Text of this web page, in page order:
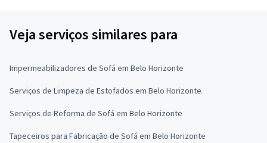
Veja serviços similares para
Impermeabilizadores de Sofá em Belo Horizonte
Serviços de Limpeza de Estofados em Belo Horizonte
Serviços de Reforma de Sofá em Belo Horizonte
Tapeceiros para Fabricação de Sofá em Belo Horizonte